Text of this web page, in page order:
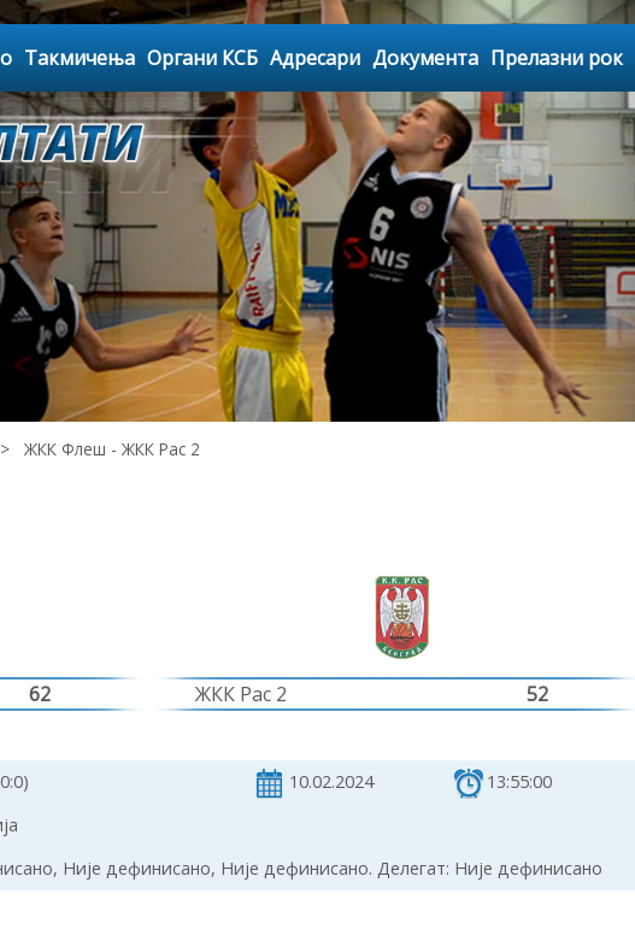
Такмичења Органи КСБ Адресари Документа Прелазни рок
> ЖКК Флеш - ЖКК Рас 2
62 ЖКК Рас 2 52
10.02.2024
13:55:00
Није дефинисано, Није дефинисано. Делегат: Није дефинисано